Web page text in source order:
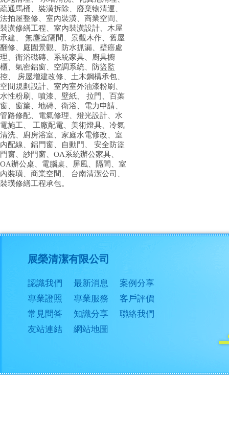
疏通馬桶、裝潢拆除、廢棄物清運、
法拍屋整修、室內裝潢、商業空間、
裝潢修繕工程、室內裝潢設計、木屋
承建、 無塵室隔間、景觀木作、舊屋
翻修、庭園景觀、防水抓漏、壁癌處
理、衛浴磁磚、系統家具、廚具櫥
櫃、氣密鋁窗、空調系統、防盜監
控、 房屋增建改修、土木鋼構承包、
空間規劃設計、室內室外油漆粉刷、
水性粉刷、噴漆、壁紙、 拉門、百葉
窗、窗簾、地磚、衛浴、電力申請、
管路修配、電氣修理、燈光設計、水
電施工、 工廠配電、美術燈具、冷氣
清洗、廚房浴室、家庭水電修改、室
內配線、鋁門窗、自動門、 安全防盜
門窗、紗門窗、OA系統辦公家具、
OA辦公桌、電腦桌、屏風、隔間、室
內裝璜、商業空間、 台南清潔公司、
裝璜修繕工程承包。
展榮清潔有限公司
認識我們 最新消息
案例分享
專業證照
專業服務
客戶評價
常見問答
知識分享
聯絡我們
友站連結
網站地圖